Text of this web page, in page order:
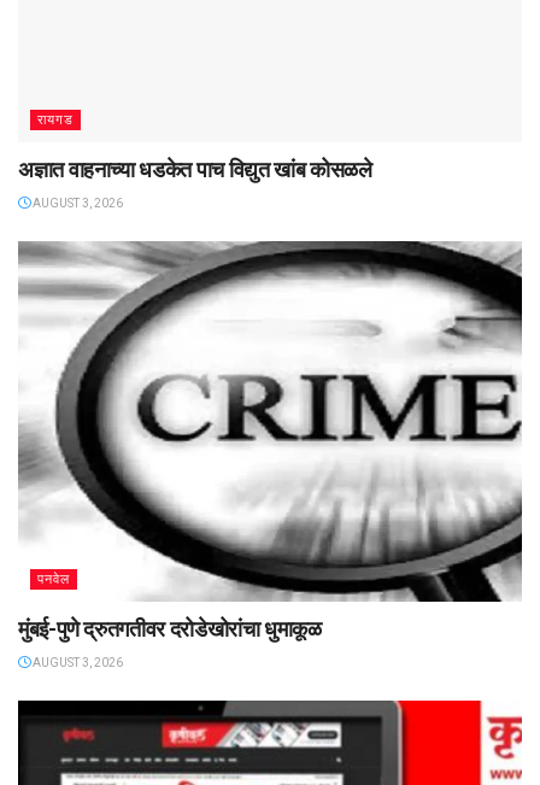
रायगड
अज्ञात वाहनाच्या धडकेत पाच विद्युत खांब कोसळले
AUGUST 3, 2026
पनवेल
मुंबई-पुणे द्रुतगतीवर दरोडेखोरांचा धुमाकूळ
AUGUST 3, 2026